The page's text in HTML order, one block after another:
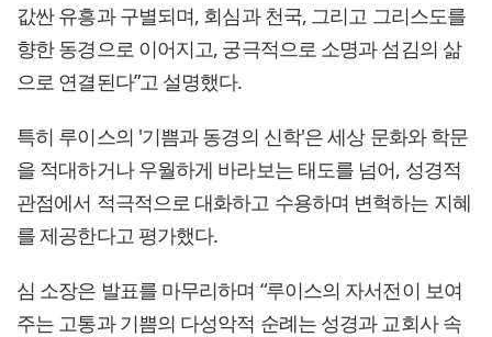
값싼 유흥과 구별되며, 회심과 천국, 그리고 그리스도를
향한 동경으로 이어지고, 궁극적으로 소명과 섬김의 삶
으로 연결된다”고 설명했다.
특히 루이스의 '기쁨과 동경의 신학'은 세상 문화와 학문
을 적대하거나 우월하게 바라보는 태도를 넘어, 성경적
관점에서 적극적으로 대화하고 수용하며 변혁하는 지혜
를 제공한다고 평가했다.
심 소장은 발표를 마무리하며 “루이스의 자서전이 보여
주는 고통과 기쁨의 다성악적 순례는 성경과 교회사 속